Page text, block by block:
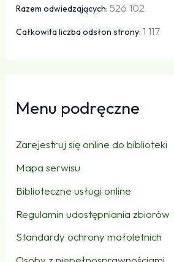
Razem odwiedzających:526 102
Całkowita liczba odsłon strony:1 117
Menu podręczne
Zarejestruj się online do biblioteki
Mapa serwisu
Biblioteczne usługi online
Regulamin udostępniania zbiorów
Standardy ochrony małoletnich